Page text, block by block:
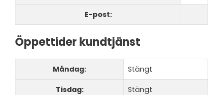
E-post:
Öppettider kundtjänst
Måndag: Stängt
Tisdag: Stängt